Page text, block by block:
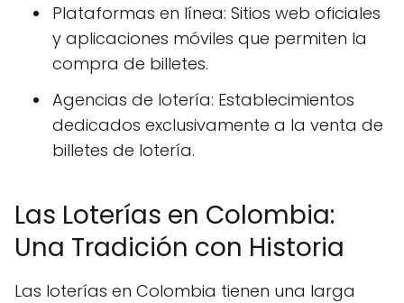
Plataformas en línea: Sitios web oficiales
y aplicaciones móviles que permiten la
compra de billetes.
Agencias de lotería: Establecimientos
dedicados exclusivamente a la venta de
billetes de lotería.
Las Loterías en Colombia:
Una Tradición con Historia
Las loterías en Colombia tienen una larga